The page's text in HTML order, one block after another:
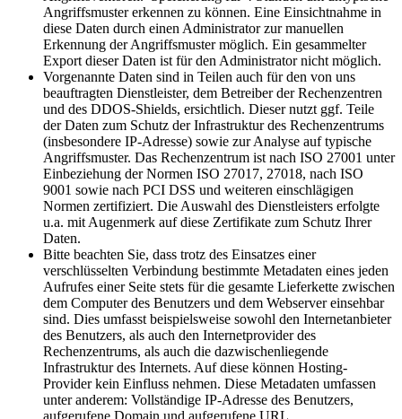
Angriffsmuster erkennen zu können. Eine Einsichtnahme in
diese Daten durch einen Administrator zur manuellen
Erkennung der Angriffsmuster möglich. Ein gesammelter
Export dieser Daten ist für den Administrator nicht möglich.
Vorgenannte Daten sind in Teilen auch für den von uns
beauftragten Dienstleister, dem Betreiber der Rechenzentren
und des DDOS-Shields, ersichtlich. Dieser nutzt ggf. Teile
der Daten zum Schutz der Infrastruktur des Rechenzentrums
(insbesondere IP-Adresse) sowie zur Analyse auf typische
Angriffsmuster. Das Rechenzentrum ist nach ISO 27001 unter
Einbeziehung der Normen ISO 27017, 27018, nach ISO
9001 sowie nach PCI DSS und weiteren einschlägigen
Normen zertifiziert. Die Auswahl des Dienstleisters erfolgte
u.a. mit Augenmerk auf diese Zertifikate zum Schutz Ihrer
Daten.
Bitte beachten Sie, dass trotz des Einsatzes einer
verschlüsselten Verbindung bestimmte Metadaten eines jeden
Aufrufes einer Seite stets für die gesamte Lieferkette zwischen
dem Computer des Benutzers und dem Webserver einsehbar
sind. Dies umfasst beispielsweise sowohl den Internetanbieter
des Benutzers, als auch den Internetprovider des
Rechenzentrums, als auch die dazwischenliegende
Infrastruktur des Internets. Auf diese können Hosting-
Provider kein Einfluss nehmen. Diese Metadaten umfassen
unter anderem: Vollständige IP-Adresse des Benutzers,
aufgerufene Domain und aufgerufene URL